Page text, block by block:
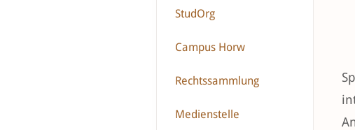
StudOrg
Campus Horw
Rechtssammlung
Medienstelle